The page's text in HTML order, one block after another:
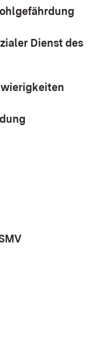
Dienst des